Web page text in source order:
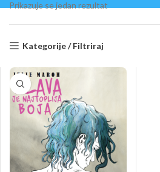
Prikazuje se jedan rezultat
Kategorije / Filtriraj